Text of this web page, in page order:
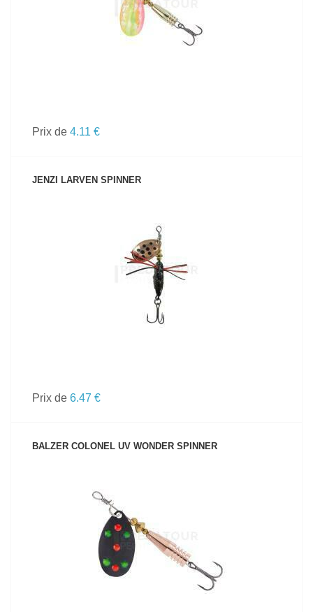
Prix de 4.11 €
JENZI LARVEN SPINNER
VOIR LE PRODUIT
Prix de 6.47 €
BALZER COLONEL UV WONDER SPINNER
VOIR LE PRODUIT